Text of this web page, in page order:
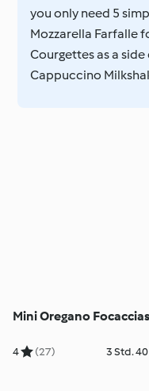
you only need 5
Mozzarella Farfalle
Courgettes as a
Cappuccino
Mini Oregano Focaccias
4 (27) 3 Std.